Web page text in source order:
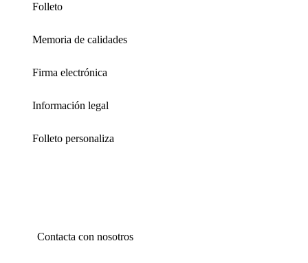
Folleto
Memoria de calidades
Firma electrónica
Información legal
Folleto personaliza
Contacta con nosotros